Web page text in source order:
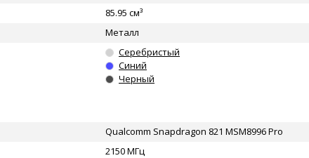
85.95 см³
Металл
Серебристый
Синий
Черный
Qualcomm Snapdragon 821 MSM8996 Pro
2150 МГц